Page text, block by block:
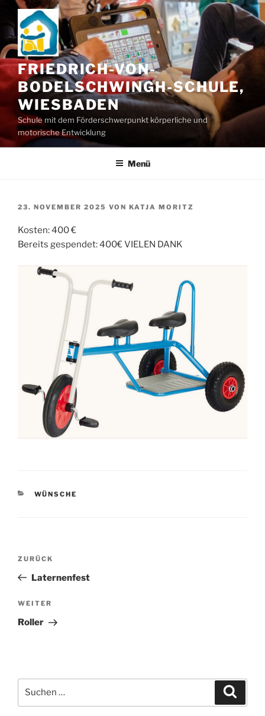
Zum
Inhalt
springen
FRIEDRICH-VON-
BODELSCHWINGH-SCHULE,
WIESBADEN
Schule mit dem Förderschwerpunkt körperliche und
motorische Entwicklung
Menü
VERÖFFENTLICHT
23. NOVEMBER 2025 VON KATJA MORITZ
Kosten: 400 €
Bereits gespendet: 400€ VIELEN DANK
KATEGORIEN
WÜNSCHE
Beitragsnavigation
Vorheriger
Beitrag
ZURÜCK
Laternenfest
Nächster
Beitrag
WEITER
Roller
nach: